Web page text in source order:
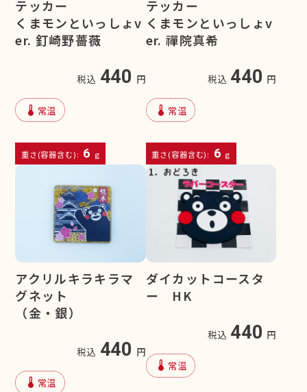
テッカー
くまモンといっしょv
er. 釘崎野薔薇
税込 440 円
device_thermostat 常温
重さ(容器含む): 6 g
テッカー
くまモンといっしょv
er. 禪院真希
税込 440 円
device_thermostat 常温
重さ(容器含む): 6 g
アクリルキラキラマ
グネット
（金・銀）
税込 440 円
device_thermostat 常温
ダイカットコースタ
ー HK
税込 440 円
device_thermostat 常温